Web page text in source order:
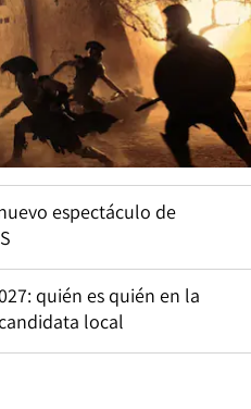
espectáculo de
quién es quién en la
local